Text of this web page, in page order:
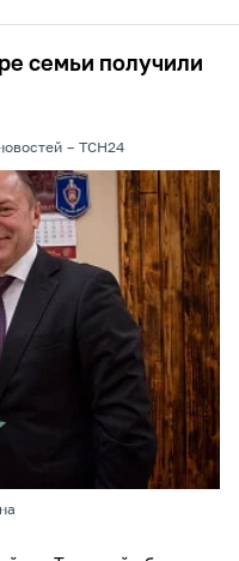
семьи получили
ТСН24